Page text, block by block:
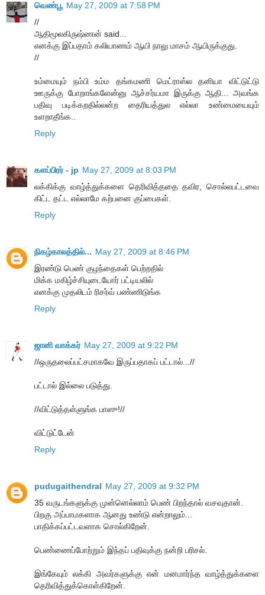
வெண்பூ May 27, 2009 at 7:58 PM
//
ஆதிமூலகிருஷ்ணன் said...
எனக்கு இப்பதாம் கலியாணம் ஆயி நாலு மாசம் ஆயிருக்குது.
//
உம்மையும் நம்பி உம்ம தங்கமணி மெட்ராஸ்ல தனியா விட்டுட்டு
ஊருக்கு போறாங்களேன்னு ஆச்சர்யமா இருக்கு ஆதி... அவங்க
பதிவு படிக்கறதில்லன்ற தைரியத்துல எல்லா உண்மையையும்
உளறாதீங்க..
Reply
களப்பிரர் - jp May 27, 2009 at 8:03 PM
லக்கிக்கு வாழ்த்துக்களை தெரிவித்ததை தவிர, சொல்லபட்டவை
கிட்ட தட்ட எல்லாமே கற்பனை குப்பைகள்.
Reply
நிகழ்காலத்தில்... May 27, 2009 at 8:46 PM
இரண்டு பெண் குழந்தைகள் பெற்றதில்
மிக்க மகிழ்ச்சியுடையோர் பட்டியலில்
எனக்கு முதலிடம் ரிசர்வ் பண்ணிடுங்க
Reply
ஜானி வாக்கர் May 27, 2009 at 9:22 PM
//ஒருதலைப்பட்சமாகவே இருப்பதாகப் பட்டால்...//
பட்டால் இல்லை படுத்து.
//விட்டுத்தள்ளுங்க பாஸு!//
விட்டுட்டேன்
Reply
pudugaithendral May 27, 2009 at 9:32 PM
35 வருடங்களுக்கு முன்னெல்லாம் பெண் பிறந்தால் வசவுதான்.
பிறகு அப்பாமகளாக ஆனது உண்டு என்றாலும்...
பாதிக்கப்பட்டவளாக சொல்கிறேன்.
பெண்ணைப்போற்றும் இந்தப் பதிவுக்கு நன்றி பரிசல்.
இங்கேயும் லக்கி அவர்களுக்கு என் மனமார்ந்த வாழ்த்துக்களை
தெரிவித்துக்கொள்கிறேன்.